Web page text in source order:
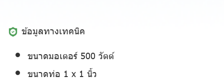
ข้อมูลทางเทคนิค
ขนาดมอเตอร์ 500 วัตต์
ขนาดท่อ 1 x 1 นิ้ว